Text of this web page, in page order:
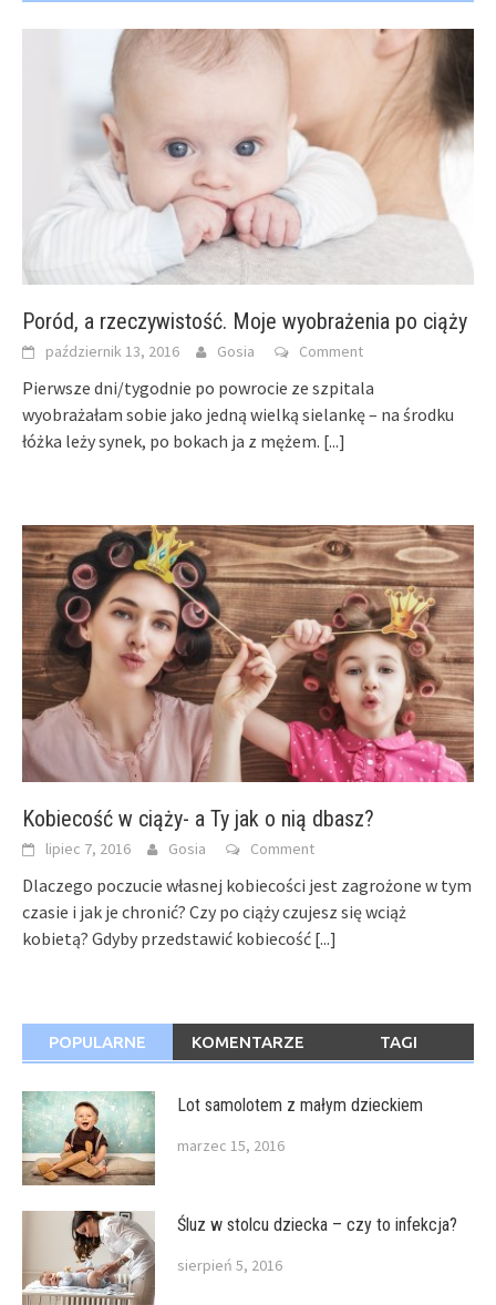
Poród, a rzeczywistość. Moje wyobrażenia po ciąży
październik 13, 2016 Gosia Comment
Pierwsze dni/tygodnie po powrocie ze szpitala
wyobrażałam sobie jako jedną wielką sielankę – na środku
łóżka leży synek, po bokach ja z mężem. [...]
Kobiecość w ciąży- a Ty jak o nią dbasz?
lipiec 7, 2016 Gosia Comment
Dlaczego poczucie własnej kobiecości jest zagrożone w tym
czasie i jak je chronić? Czy po ciąży czujesz się wciąż
kobietą? Gdyby przedstawić kobiecość [...]
POPULARNE KOMENTARZE TAGI
Lot samolotem z małym dzieckiem
marzec 15, 2016
Śluz w stolcu dziecka – czy to infekcja?
sierpień 5, 2016